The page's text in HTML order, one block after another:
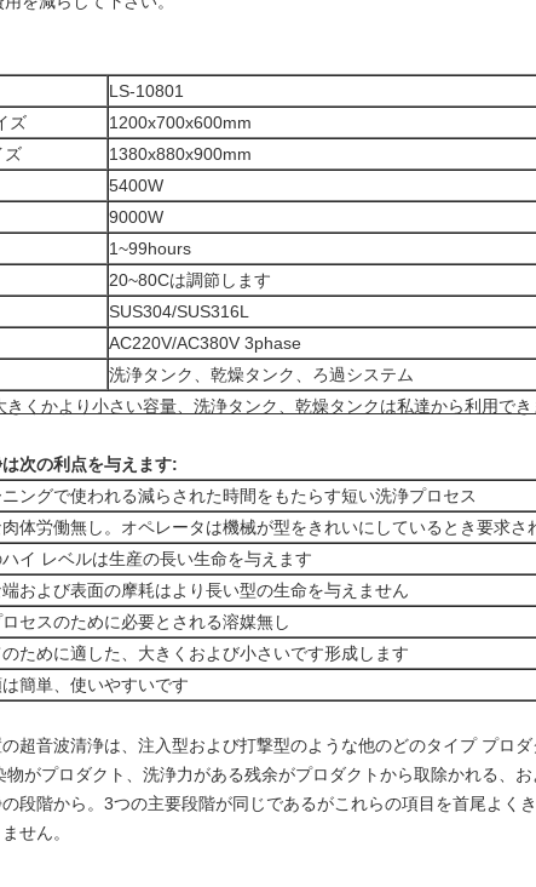
LS-10801
ズ
1200x700x600mm
ズ
1380x880x900mm
5400W
9000W
1~99hours
20~80Cは調節します
SUS304/SUS316L
AC220V/AC380V 3phase
洗浄タンク、乾燥タンク、ろ過システム
きくかより小さい容量、洗浄タンク、乾燥タンクは私達から利用でき
次の利点を与えます:
ングで使われる減らされた時間をもたらす短い洗浄プロセス
体労働無し。オペレータは機械が型をきれいにしているとき要求さ
イ レベルは生産の長い生命を与えます
および表面の摩耗はより長い型の生命を与えません
セスのために必要とされる溶媒無し
ために適した、大きくおよび小さいです形成します
簡単、使いやすいです
超音波清浄は、注入型および打撃型のような他のどのタイプ プロ
物がプロダクト、洗浄力がある残余がプロダクトから取除かれる、
段階から。3つの主要段階が同じであるがこれらの項目を首尾よ
せん。